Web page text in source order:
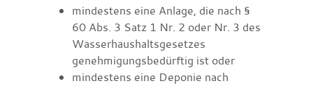
mindestens eine Anlage, die nach §
60 Abs. 3 Satz 1 Nr. 2 oder Nr. 3 des
Wasserhaushaltsgesetzes
genehmigungsbedürftig ist oder
mindestens eine Deponie nach